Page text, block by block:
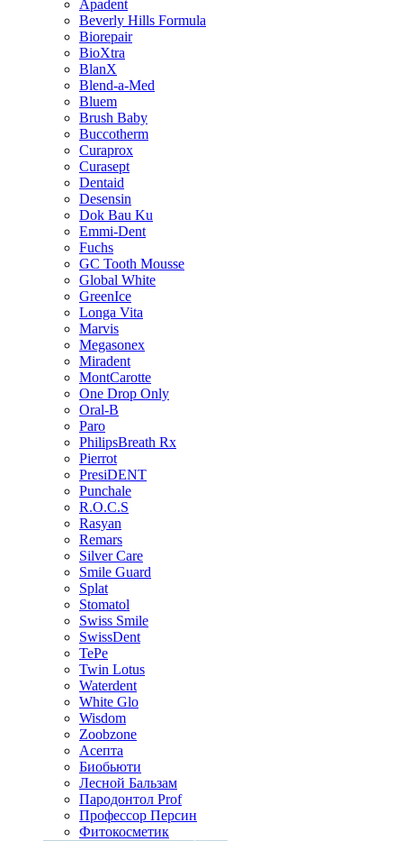
Apadent
Beverly Hills Formula
Biorepair
BioXtra
BlanX
Blend-a-Med
Bluem
Brush Baby
Buccotherm
Curaprox
Curasept
Dentaid
Desensin
Dok Bau Ku
Emmi-Dent
Fuchs
GC Tooth Mousse
Global White
GreenIce
Longa Vita
Marvis
Megasonex
Miradent
MontCarotte
One Drop Only
Oral-B
Paro
PhilipsBreath Rx
Pierrot
PresiDENT
Punchale
R.O.C.S
Rasyan
Remars
Silver Care
Smile Guard
Splat
Stomatol
Swiss Smile
SwissDent
TePe
Twin Lotus
Waterdent
White Glo
Wisdom
Zoobzone
Асепта
Биобьюти
Лесной Бальзам
Пародонтол Prof
Профессор Персин
Фитокосметик